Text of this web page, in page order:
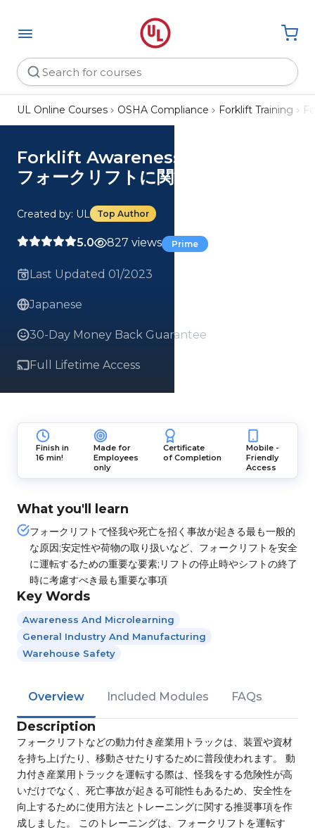
UL Online Courses OSHA Compliance Forklift Training
Forklift Awareness (Japanese)
フォークリフトに関する意識向上
Created by: UL Top Author
5.0 827 views Prime
Last Updated 01/2023
Japanese
30-Day Money Back Guarantee
Full Lifetime Access
Finish in
16 min!
Made for
Employees
only
Certificate
of Completion
Mobile -
Friendly
Access
What you'll learn
フォークリフトで怪我や死亡を招く事故が起きる最も一般的
な原因;安定性や荷物の取り扱いなど、フォークリフトを安全
に運転するための重要な要素;リフトの停止時やシフトの終了
時に考慮すべき最も重要な事項
Key Words
Awareness And Microlearning
General Industry And Manufacturing
Warehouse Safety
Overview Included Modules FAQs
Description
フォークリフトなどの動力付き産業用トラックは、装置や資材
を持ち上げたり、移動させたりするために普段使われます。 動
力付き産業用トラックを運転する際は、怪我をする危険性が高
いだけでなく、死亡事故が起きる可能性もあるため、安全性を
向上するために使用方法とトレーニングに関する推奨事項を作
成しました。 このトレーニングは、フォークリフトを運転す